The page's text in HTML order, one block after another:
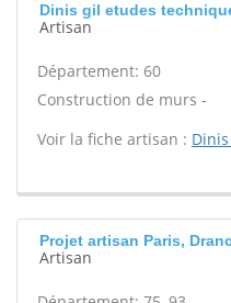
Dinis gil etudes
Artisan
Département: 60
Construction de murs -
Voir la fiche artisan :
Projet artisan Paris,
Artisan